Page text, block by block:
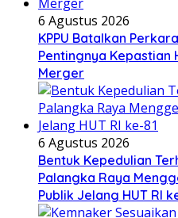
6 Agustus 2026
KPPU Batalkan
Pentingnya Kepastian
Merger
6 Agustus 2026
Bentuk Kepedulian
Palangka Raya
Publik Jelang HUT RI